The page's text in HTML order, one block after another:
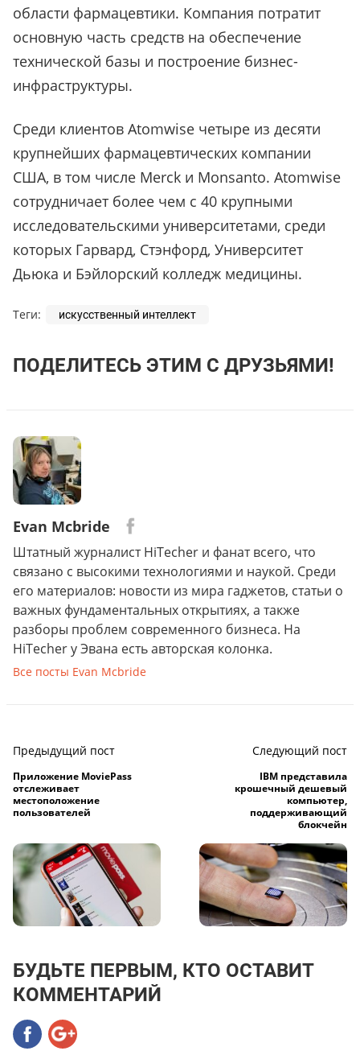
области фармацевтики. Компания потратит
основную часть средств на обеспечение
технической базы и построение бизнес-
инфраструктуры.
Среди клиентов Atomwise четыре из десяти
крупнейших фармацевтических компании
США, в том числе Merck и Monsanto. Atomwise
сотрудничает более чем с 40 крупными
исследовательскими университетами, среди
которых Гарвард, Стэнфорд, Университет
Дьюка и Бэйлорский колледж медицины.
Теги: искусственный интеллект
ПОДЕЛИТЕСЬ ЭТИМ С ДРУЗЬЯМИ!
Evan Mcbride
Штатный журналист HiTecher и фанат всего, что
связано с высокими технологиями и наукой. Среди
его материалов: новости из мира гаджетов, статьи о
важных фундаментальных открытиях, а также
разборы проблем современного бизнеса. На
HiTecher у Эвана есть авторская колонка.
Все посты Evan Mcbride
Предыдущий пост
Приложение MoviePass
отслеживает
местоположение
пользователей
Следующий пост
IBM представила
крошечный дешевый
компьютер,
поддерживающий
блокчейн
БУДЬТЕ ПЕРВЫМ, КТО ОСТАВИТ
КОММЕНТАРИЙ